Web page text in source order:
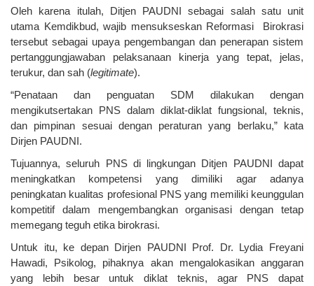
Oleh karena itulah, Ditjen PAUDNI sebagai salah satu unit
utama Kemdikbud, wajib mensukseskan Reformasi Birokrasi
tersebut sebagai upaya pengembangan dan penerapan sistem
pertanggungjawaban pelaksanaan kinerja yang tepat, jelas,
terukur, dan sah (legitimate).
“Penataan dan penguatan SDM dilakukan dengan
mengikutsertakan PNS dalam diklat-diklat fungsional, teknis,
dan pimpinan sesuai dengan peraturan yang berlaku,” kata
Dirjen PAUDNI.
Tujuannya, seluruh PNS di lingkungan Ditjen PAUDNI dapat
meningkatkan kompetensi yang dimiliki agar adanya
peningkatan kualitas profesional PNS yang memiliki keunggulan
kompetitif dalam mengembangkan organisasi dengan tetap
memegang teguh etika birokrasi.
Untuk itu, ke depan Dirjen PAUDNI Prof. Dr. Lydia Freyani
Hawadi, Psikolog, pihaknya akan mengalokasikan anggaran
yang lebih besar untuk diklat teknis, agar PNS dapat